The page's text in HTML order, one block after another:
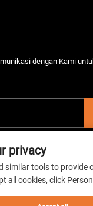
dengan Kami
Taizhou HarsMarg
privacy
similar tools to provide
all cookies, click